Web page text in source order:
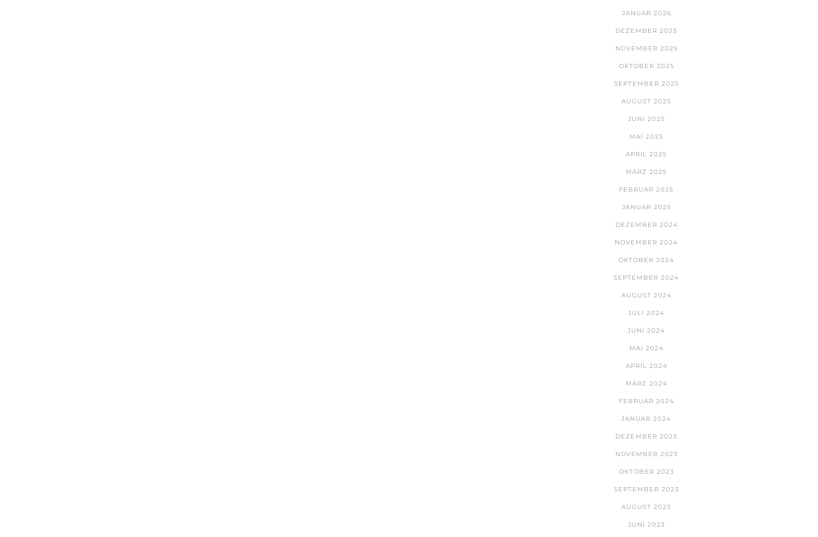
JANUAR 2026
DEZEMBER 2025
NOVEMBER 2025
OKTOBER 2025
SEPTEMBER 2025
AUGUST 2025
JUNI 2025
MAI 2025
APRIL 2025
MÄRZ 2025
FEBRUAR 2025
JANUAR 2025
DEZEMBER 2024
NOVEMBER 2024
OKTOBER 2024
SEPTEMBER 2024
AUGUST 2024
JULI 2024
JUNI 2024
MAI 2024
APRIL 2024
MÄRZ 2024
FEBRUAR 2024
JANUAR 2024
DEZEMBER 2023
NOVEMBER 2023
OKTOBER 2023
SEPTEMBER 2023
AUGUST 2023
JUNI 2023